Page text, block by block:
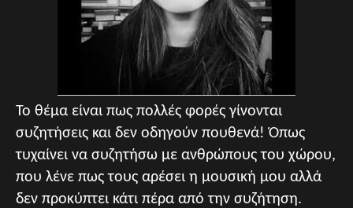
Το θέμα είναι πως πολλές φορές γίνονται
συζητήσεις και δεν οδηγούν πουθενά! Όπως
τυχαίνει να συζητήσω με ανθρώπους του χώρου,
που λένε πως τους αρέσει η μουσική μου αλλά
δεν προκύπτει κάτι πέρα από την συζήτηση.